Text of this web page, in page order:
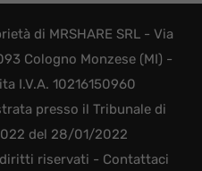
di MRSHARE SRL - Via
Cologno Monzese (MI) -
I.V.A. 10216150960
presso il Tribunale di
del 28/01/2022
riservati - Contattaci